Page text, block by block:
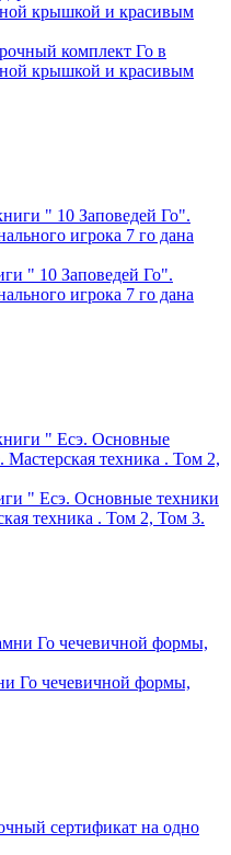
комплект Го в
крышкой и красивым
" 10 Заповедей Го".
игрока 7 го дана
" Есэ. Основные техники
техника . Том 2, Том 3.
Го чечевичной формы,